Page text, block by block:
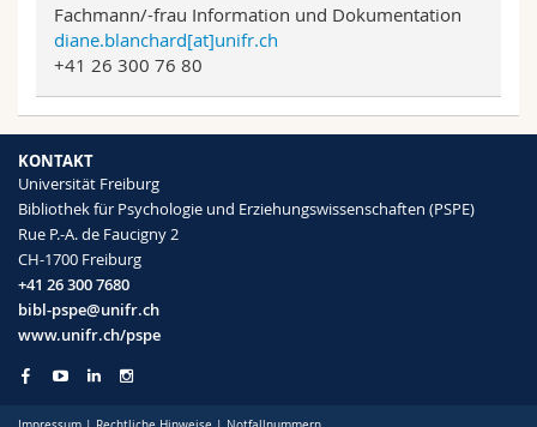
MyUnifr
Fachmann/-frau Information und Dokumentation
diane.blanchard[at]unifr.ch
+41 26 300 76 80
KONTAKT
Universität Freiburg
Bibliothek für Psychologie und Erziehungswissenschaften (PSPE)
Rue P.-A. de Faucigny 2
CH-1700 Freiburg
+41 26 300 7680
bibl-pspe@unifr.ch
www.unifr.ch/pspe